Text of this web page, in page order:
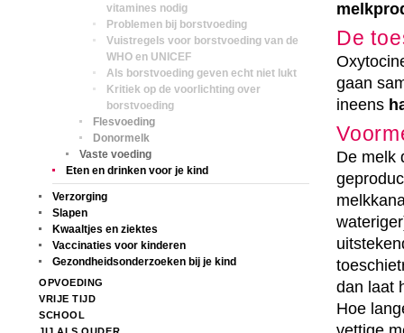
vitamines nodig
Problemen bij borstvoeding
Vuistregels voor borstvoeding van de
WHO en UNICEF
Als borstvoeding geven echt niet lukt
Kritiek op de voorlichting over
borstvoeding
Flesvoeding
Donormelk
Vaste voeding
Eten en drinken voor je kind
Verzorging
Slapen
Kwaaltjes en ziektes
Vaccinaties voor kinderen
Gezondheidsonderzoeken bij je kind
OPVOEDING
VRIJE TIJD
SCHOOL
De
gaan
ineens
De melk
dan laat
Hoe